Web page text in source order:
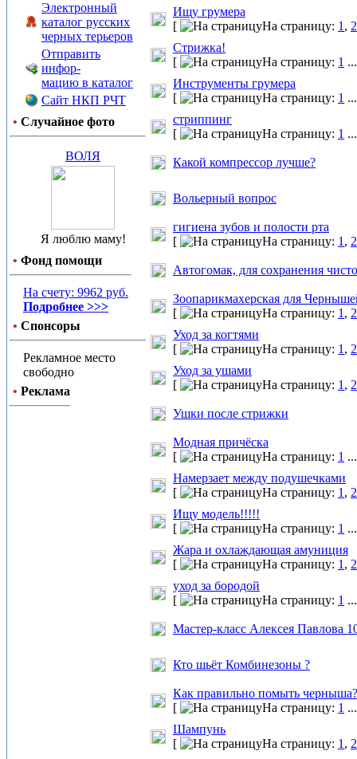
Электронный
каталог русских
черных терьеров
Отправить
инфор-
мацию в каталог
Сайт НКП РЧТ
• Случайное фото
ВОЛЯ
Я люблю маму!
• Фонд помощи
На счету: 9962 руб.
Подробнее >>>
• Спонсоры
Рекламное место
свободно
• Реклама
Ищу грумера
[
На страницу: 1 , 2
Стрижка!
[
На страницу: 1
Инструменты грумера
[
На страницу: 1
стриппинг
[
На страницу: 1
Какой компрессор лучше?
Вольерный вопрос
гигиена зубов и полости рта
[
На страницу: 1 , 2
Автогомак, для сохранения
Зоопарикмахерская для
[
На страницу: 1 , 2
Уход за когтями
[
На страницу: 1 , 2
Уход за ушами
[
На страницу: 1 , 2
Ушки после стрижки
Модная причёска
[
На страницу: 1
Намерзает между подушечками
[
На страницу: 1 , 2
Ищу модель!!!!!
[
На страницу: 1
Жара и охлаждающая амуниция
[
На страницу: 1 , 2
уход за бородой
[
На страницу: 1
Мастер-класс Алексея Павлова
Кто шьёт Комбинезоны ?
Как правильно помыть черныша?
[
На страницу: 1
Шампунь
[
На страницу: 1 , 2